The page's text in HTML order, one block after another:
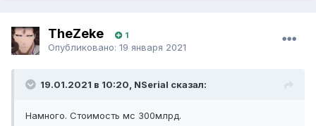
TheZeke 1
Опубликовано: 19 января 2021
19.01.2021 в 10:20, NSerial сказал:
Намного. Стоимость мс 300млрд.